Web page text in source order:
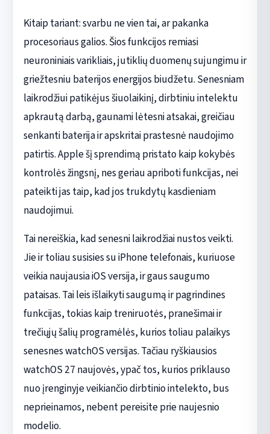
Kitaip tariant: svarbu ne vien tai, ar pakanka
procesoriaus galios. Šios funkcijos remiasi
neuroniniais varikliais, jutiklių duomenų sujungimu ir
griežtesniu baterijos energijos biudžetu. Senesniam
laikrodžiui patikėjus šiuolaikinį, dirbtiniu intelektu
apkrautą darbą, gaunami lėtesni atsakai, greičiau
senkanti baterija ir apskritai prastesnė naudojimo
patirtis. Apple šį sprendimą pristato kaip kokybės
kontrolės žingsnį, nes geriau apriboti funkcijas, nei
pateikti jas taip, kad jos trukdytų kasdieniam
naudojimui.
Tai nereiškia, kad senesni laikrodžiai nustos veikti.
Jie ir toliau susisies su iPhone telefonais, kuriuose
veikia naujausia iOS versija, ir gaus saugumo
pataisas. Tai leis išlaikyti saugumą ir pagrindines
funkcijas, tokias kaip treniruotės, pranešimai ir
trečiųjų šalių programėlės, kurios toliau palaikys
senesnes watchOS versijas. Tačiau ryškiausios
watchOS 27 naujovės, ypač tos, kurios priklauso
nuo įrenginyje veikiančio dirbtinio intelekto, bus
neprieinamos, nebent pereisite prie naujesnio
modelio.